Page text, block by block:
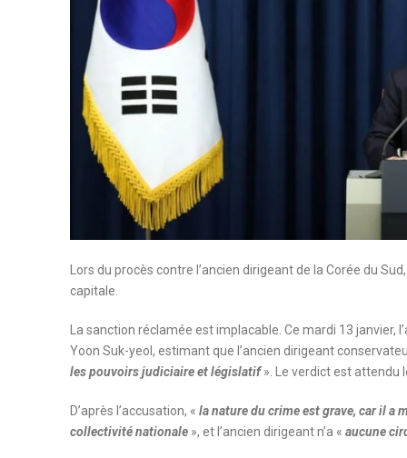
Lors du procès contre l’ancien dirigeant de la Corée du
capitale.
La sanction réclamée est implacable. Ce mardi 13 janvier,
Yoon Suk-yeol, estimant que l’ancien dirigeant
les pouvoirs judiciaire et législatif». Le verdict est attendu
D’après l’accusation, « la nature du crime est grave, car il a
collectivité nationale », et l’ancien dirigeant n’a « aucune